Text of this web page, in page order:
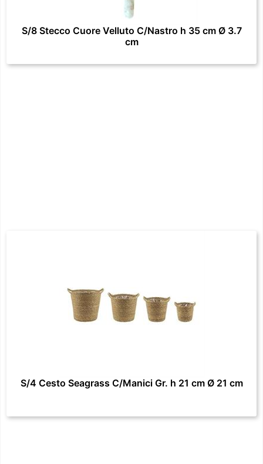
S/8 Stecco Cuore Velluto C/Nastro h 35 cm Ø 3.7
cm
S/4 Cesto Seagrass C/Manici Gr. h 21 cm Ø 21 cm